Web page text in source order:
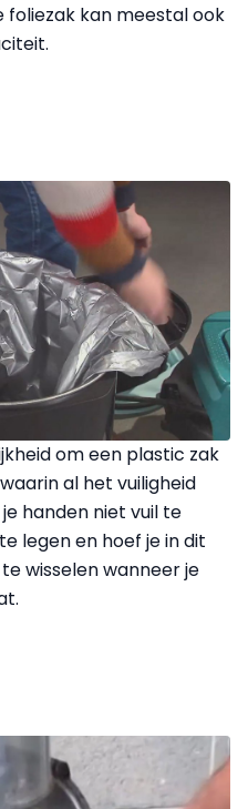
foliezak kan meestal ook
om een plastic zak
al het vuiligheid
handen niet vuil te
legen en hoef je in dit
wisselen wanneer je